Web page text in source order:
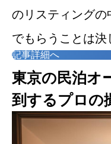
のリスティングの
でもらうことは
記事詳細へ
東京の民泊オ
到するプロの
術